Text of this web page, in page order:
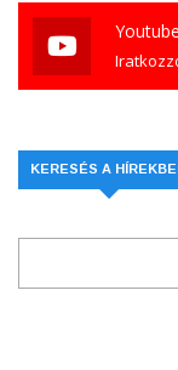
Youtube
KERESÉS A